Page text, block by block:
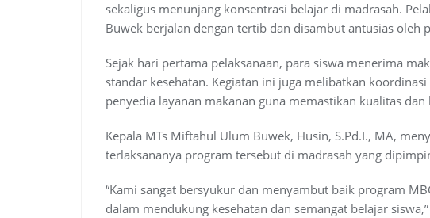
sekaligus menunjang konsentrasi belajar di madrasah.
Buwek berjalan dengan tertib dan disambut antusias oleh
Sejak hari pertama pelaksanaan, para siswa menerima
standar kesehatan. Kegiatan ini juga melibatkan
penyedia layanan makanan guna memastikan kualitas
Kepala MTs Miftahul Ulum Buwek, Husin, S.Pd.I., MA,
terlaksananya program tersebut di madrasah yang
“Kami sangat bersyukur dan menyambut baik program
dalam mendukung kesehatan dan semangat belajar